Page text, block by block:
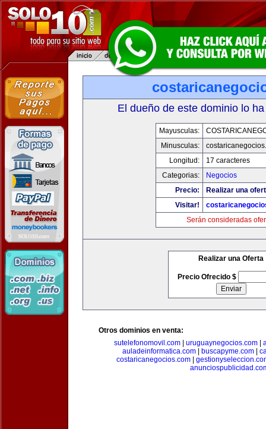
El dueño de este dominio lo
Mayusculas:
Minusculas:
Longitud:
17 caracteres
Categorias:
Negocios
Precio:
Realizar una
Visitar!
Serán consideradas
Realizar una Oferta
Precio Ofrecido $
Otros dominios en venta:
sutelefonomovil.com| uruguaynegocios.com|
auladeinformatica.com| buscapyme.com|
costaricanegocios.com|